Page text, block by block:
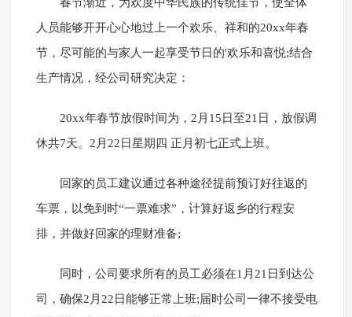
人员能够开开心心地过上一个欢乐、祥和的20xx年春
节，尽可能的与家人一起享受节日的'欢乐和喜悦;结合
生产情况，经公司研究决定：
20xx年春节放假时间为，2月15日至21日，放假调
休共7天。2月22日星期四 正月初七正式上班。
回家的员工建议通过各种途径提前预订好往返的
车票，以免到时“一票难求”，计算好返乡的行程安
排，并做好回家的理财准备;
同时，公司要求所有的员工必须在1月21日到达公
司，确保2月22日能够正常上班;届时公司一律不接受电